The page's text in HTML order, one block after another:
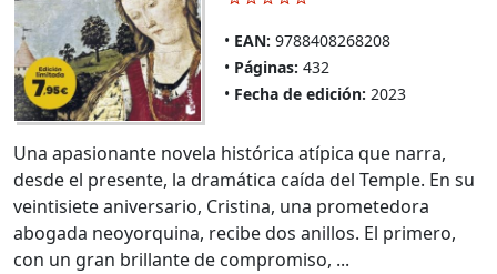
EAN: 9788408268208
Páginas: 432
Fecha de edición: 2023
Una apasionante novela histórica atípica que narra,
desde el presente, la dramática caída del Temple. En su
veintisiete aniversario, Cristina, una prometedora
abogada neoyorquina, recibe dos anillos. El primero,
con un gran brillante de compromiso, ...